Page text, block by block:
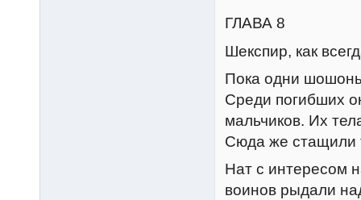
ГЛАВА 8
Шекспир, как
Пока одни
Среди погибших
мальчиков. Их
Сюда же стащили
Нат с интересом
воинов рыдали